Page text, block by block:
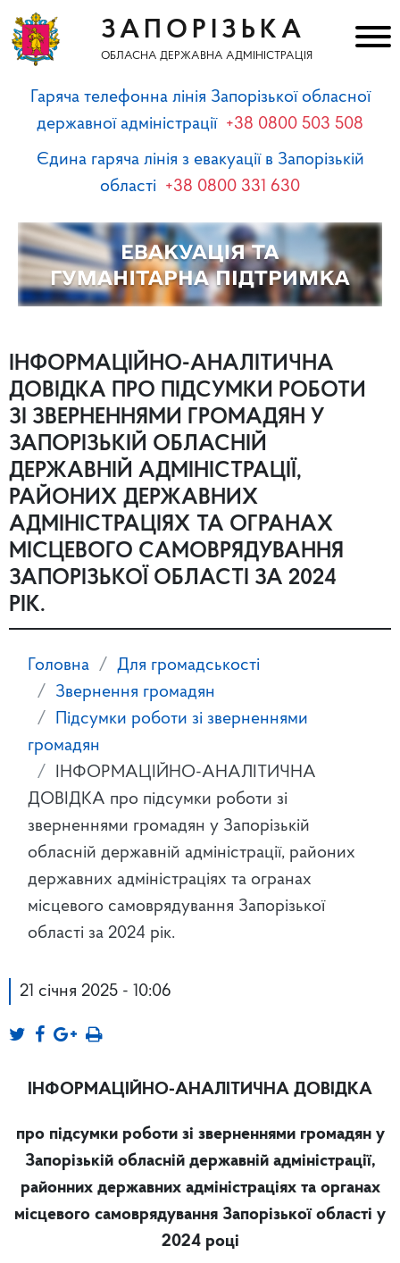
ЗАПОРІЗЬКА
ОБЛАСНА ДЕРЖАВНА АДМІНІСТРАЦІЯ
Гаряча телефонна лінія Запорізької обласної
державної адміністрації +38 0800 503 508
Єдина гаряча лінія з евакуації в Запорізькій
області +38 0800 331 630
ІНФОРМАЦІЙНО-АНАЛІТИЧНА
ДОВІДКА ПРО ПІДСУМКИ РОБОТИ
ЗІ ЗВЕРНЕННЯМИ ГРОМАДЯН У
ЗАПОРІЗЬКІЙ ОБЛАСНІЙ
ДЕРЖАВНІЙ АДМІНІСТРАЦІЇ,
РАЙОНИХ ДЕРЖАВНИХ
АДМІНІСТРАЦІЯХ ТА ОГРАНАХ
МІСЦЕВОГО САМОВРЯДУВАННЯ
ЗАПОРІЗЬКОЇ ОБЛАСТІ ЗА 2024
РІК.
Головна
Для громадськості
Звернення громадян
Підсумки роботи зі зверненнями
громадян
ІНФОРМАЦІЙНО-АНАЛІТИЧНА
ДОВІДКА про підсумки роботи зі
зверненнями громадян у Запорізькій
обласній державній адміністрації, районих
державних адміністраціях та огранах
місцевого самоврядування Запорізької
області за 2024 рік.
21 січня 2025 - 10:06
ІНФОРМАЦІЙНО-АНАЛІТИЧНА ДОВІДКА
про підсумки роботи зі зверненнями громадян у
Запорізькій обласній державній адміністрації,
районних державних адміністраціях та органах
місцевого самоврядування Запорізької області у
2024 році